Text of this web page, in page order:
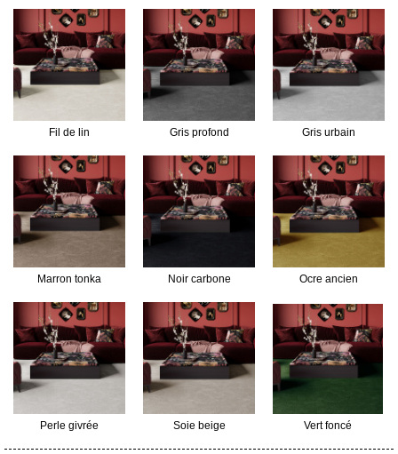
Fil de lin Gris profond Gris urbain
Marron tonka Noir carbone Ocre ancien
Perle givrée Soie beige Vert foncé